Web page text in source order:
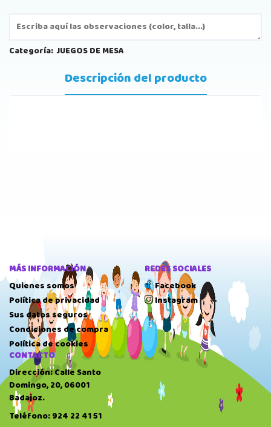
Categoría: JUEGOS DE MESA
Descripción del producto
MÁS INFORMACIÓN
Quienes somos
Política de privacidad
Sus datos seguros
Condiciones de compra
Política de cookies
REDES SOCIALES
Facebook
Instagram
CONTACTO
Dirección: Calle Santo
Domingo, 20, 06001
Badajoz.
Teléfono: 924 22 41 51